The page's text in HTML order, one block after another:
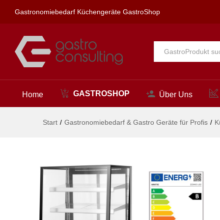
Gastronomiebedarf Küchengeräte GastroShop
Alle
Home GASTROSHOP Über Uns
Start / Gastronomiebedarf & Gastro Geräte für Profis /
1200x833x(H)1460mm